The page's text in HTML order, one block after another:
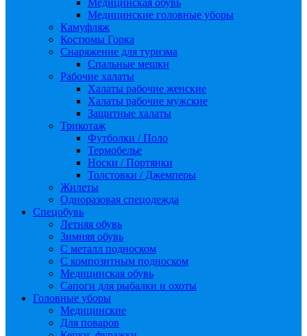
Медицинская обувь
Медицинские головные уборы
Камуфляж
Костюмы Горка
Снаряжение для туризма
Спальные мешки
Рабочие халаты
Халаты рабочие женские
Халаты рабочие мужские
Защитные халаты
Трикотаж
Футболки / Поло
Термобелье
Носки / Портянки
Толстовки / Джемперы
Жилеты
Одноразовая спецодежда
Спецобувь
Летняя обувь
Зимняя обувь
С металл подноском
С композитным подноском
Медицинская обувь
Сапоги для рыбалки и охоты
Головные уборы
Медицинские
Для поваров